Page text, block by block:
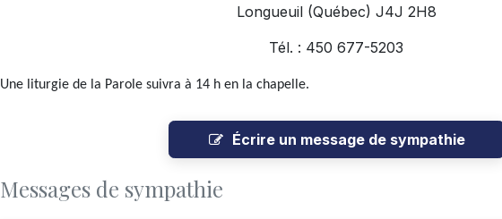
Longueuil (Québec) J4J 2H8
Tél. : 450 677-5203
Une liturgie de la Parole suivra à 14 h en la chapelle.
Écrire un message de sympathie
Messages de sympathie